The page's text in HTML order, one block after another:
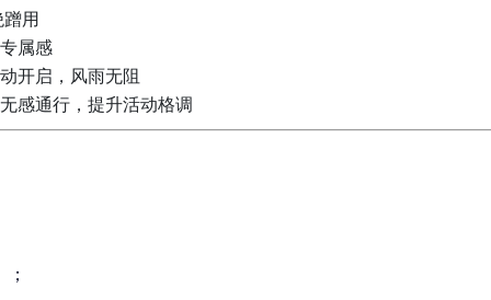
用
属感
开启，风雨无阻
感通行，提升活动格调